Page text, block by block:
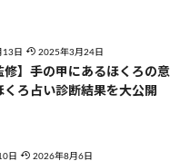
13日 2025年3月24日
修】手の甲にあるほくろの意
くろ占い診断結果を大公開
日 2026年8月6日